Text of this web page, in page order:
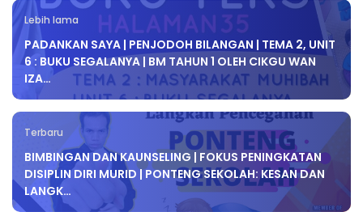
Lebih lama
PADANKAN SAYA | PENJODOH BILANGAN | TEMA 2, UNIT
6 : BUKU SEGALANYA | BM TAHUN 1 OLEH CIKGU WAN
IZA…
Terbaru
BIMBINGAN DAN KAUNSELING | FOKUS PENINGKATAN
DISIPLIN DIRI MURID | PONTENG SEKOLAH: KESAN DAN
LANGK…